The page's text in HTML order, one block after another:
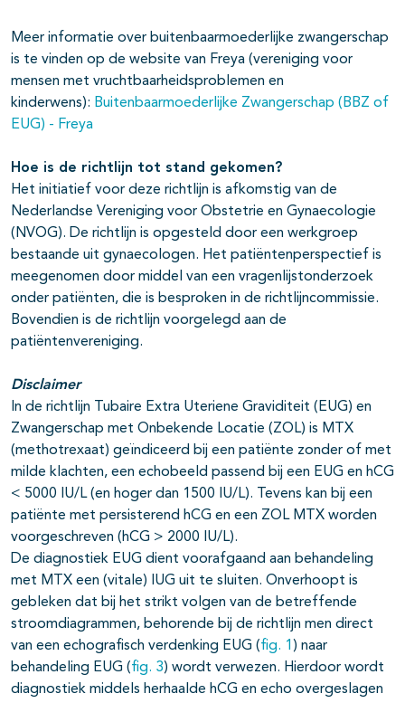
Meer informatie over buitenbaarmoederlijke zwangerschap
is te vinden op de website van Freya (vereniging voor
mensen met vruchtbaarheidsproblemen en
kinderwens): Buitenbaarmoederlijke Zwangerschap (BBZ of
EUG) - Freya
Hoe is de richtlijn tot stand gekomen?
Het initiatief voor deze richtlijn is afkomstig van de
Nederlandse Vereniging voor Obstetrie en Gynaecologie
(NVOG). De richtlijn is opgesteld door een werkgroep
bestaande uit gynaecologen. Het patiëntenperspectief is
meegenomen door middel van een vragenlijstonderzoek
onder patiënten, die is besproken in de richtlijncommissie.
Bovendien is de richtlijn voorgelegd aan de
patiëntenvereniging.
Disclaimer
In de richtlijn Tubaire Extra Uteriene Graviditeit (EUG) en
Zwangerschap met Onbekende Locatie (ZOL) is MTX
(methotrexaat) geïndiceerd bij een patiënte zonder of met
milde klachten, een echobeeld passend bij een EUG en hCG
< 5000 IU/L (en hoger dan 1500 IU/L). Tevens kan bij een
patiënte met persisterend hCG en een ZOL MTX worden
voorgeschreven (hCG > 2000 IU/L).
De diagnostiek EUG dient voorafgaand aan behandeling
met MTX een (vitale) IUG uit te sluiten. Onverhoopt is
gebleken dat bij het strikt volgen van de betreffende
stroomdiagrammen, behorende bij de richtlijn men direct
van een echografisch verdenking EUG (fig. 1 ) naar
behandeling EUG (fig. 3) wordt verwezen. Hierdoor wordt
diagnostiek middels herhaalde hCG en echo overgeslagen